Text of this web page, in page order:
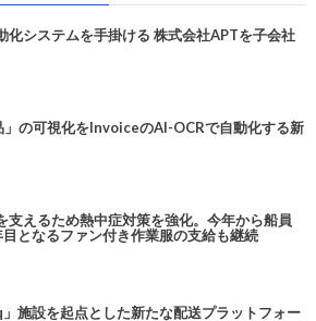
化システムを手掛ける 株式会社APTを子会社
の可視化をInvoiceのAI-OCRで自動化する新
支えるため熱中症対策を強化。今年から船員
となるファン付き作業服の支給も継続
施設を起点とした新たな配送プラットフォー